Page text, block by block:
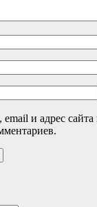
и адрес сайта